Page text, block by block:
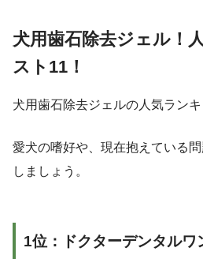
犬用歯石除去ジェル！
スト11！
犬用歯石除去ジェルの人気ラン
愛犬の嗜好や、現在抱えている
しましょう。
1位：ドクターデンタルワ